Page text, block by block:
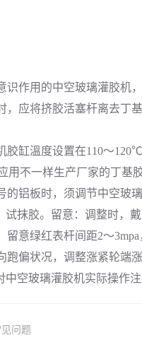
识作用的中空玻璃灌胶机
，应将挤胶活塞杆离去丁
胶缸溫度设置在110～
用不一样生产厂家的丁基
的铝板时，须调节中空玻
抹胶。留意：调整时，戴
意绿红表杆间距2～3mpa
跑偏状况，调整涨紧轮端
空玻璃灌胶机实际操作注
问题